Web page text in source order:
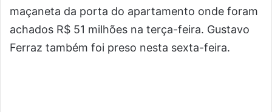
maçaneta da porta do apartamento onde foram
achados R$ 51 milhões na terça-feira. Gustavo
Ferraz também foi preso nesta sexta-feira.